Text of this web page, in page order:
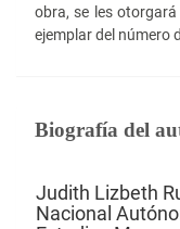
obra, se les
ejemplar del número
Biografía del
Judith Lizbeth
Nacional